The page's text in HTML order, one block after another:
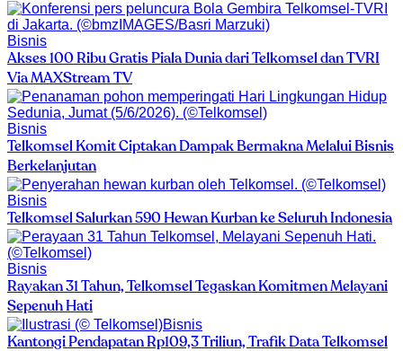
Bisnis
Akses 100 Ribu Gratis Piala Dunia dari Telkomsel dan TVRI
Via MAXStream TV
Bisnis
Telkomsel Komit Ciptakan Dampak Bermakna Melalui Bisnis
Berkelanjutan
Bisnis
Telkomsel Salurkan 590 Hewan Kurban ke Seluruh Indonesia
Bisnis
Rayakan 31 Tahun, Telkomsel Tegaskan Komitmen Melayani
Sepenuh Hati
Bisnis
Kantongi Pendapatan Rp109,3 Triliun, Trafik Data Telkomsel